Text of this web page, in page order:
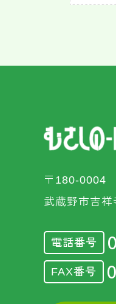
〒180-0004
武蔵野市吉
電話番号
FAX番号